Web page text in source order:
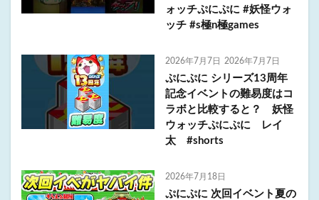
ォッチぷにぷに #妖怪ウォ
ッチ #s極n極games
2026年7月7日 2026年7月7日
ぷにぷに シリーズ13周年
記念イベントの難易度はコ
ラボと比較すると？ 妖怪
ウォッチぷにぷに レイ
太 #shorts
2026年7月18日
ぷにぷに 次回イベント夏の